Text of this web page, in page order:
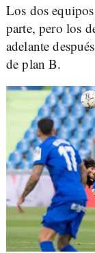
Los dos
parte, pero los
adelante
de plan B.